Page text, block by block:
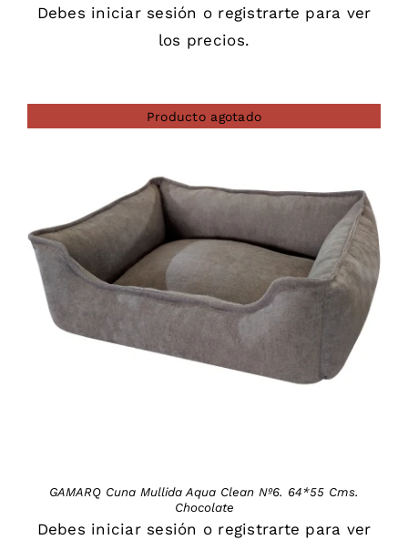
Debes iniciar sesión o registrarte para ver
los precios.
Producto agotado
DETAILS
GAMARQ Cuna Mullida Aqua Clean Nº6. 64*55 Cms.
Chocolate
Debes iniciar sesión o registrarte para ver